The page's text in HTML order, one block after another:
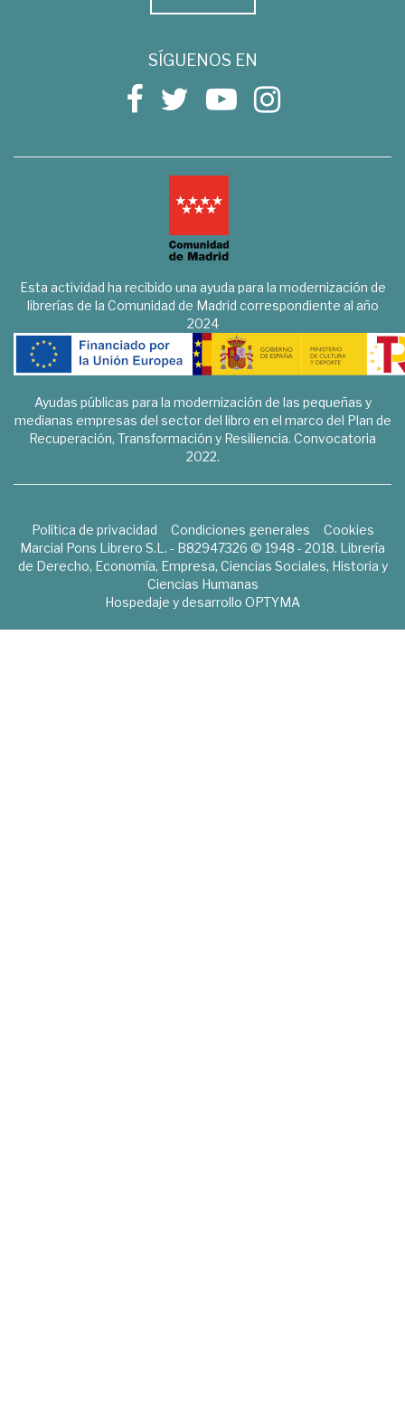
SÍGUENOS EN
Esta actividad ha recibido una ayuda para la modernización de
librerías de la Comunidad de Madrid correspondiente al año
2024
Ayudas públicas para la modernización de las pequeñas y
medianas empresas del sector del libro en el marco del Plan de
Recuperación, Transformación y Resiliencia. Convocatoria
2022.
Política de privacidad Condiciones generales
Cookies
Marcial Pons Librero S.L. - B82947326 © 1948 - 2018. Librería
de Derecho, Economía, Empresa, Ciencias Sociales, Historia y
Ciencias Humanas
Hospedaje y desarrollo OPTYMA